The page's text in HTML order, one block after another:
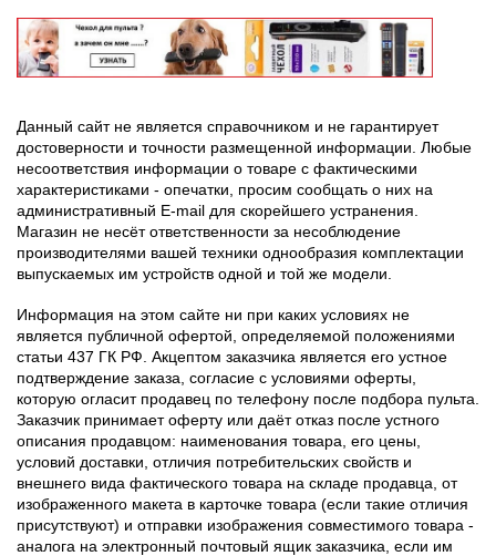
Данный сайт не является справочником и не гарантирует
достоверности и точности размещенной информации. Любые
несоответствия информации о товаре с фактическими
характеристиками - опечатки, просим сообщать о них на
административный E-mail для скорейшего устранения.
Магазин не несёт ответственности за несоблюдение
производителями вашей техники однообразия комплектации
выпускаемых им устройств одной и той же модели.
Информация на этом сайте ни при каких условиях не
является публичной офертой, определяемой положениями
статьи 437 ГК РФ. Акцептом заказчика является его устное
подтверждение заказа, согласие с условиями оферты,
которую огласит продавец по телефону после подбора пульта.
Заказчик принимает оферту или даёт отказ после устного
описания продавцом: наименования товара, его цены,
условий доставки, отличия потребительских свойств и
внешнего вида фактического товара на складе продавца, от
изображенного макета в карточке товара (если такие отличия
присутствуют) и отправки изображения совместимого товара -
аналога на электронный почтовый ящик заказчика, если им